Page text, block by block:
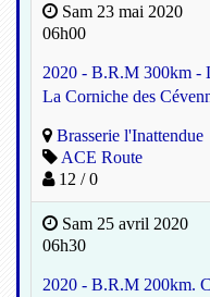
Sam 23 mai 2020
06h00
2020 - B.R.M 300km -
La Corniche des
Brasserie l'Inattendue
ACE Route
12 / 0
Sam 25 avril 2020
06h30
2020 - B.R.M 200km.